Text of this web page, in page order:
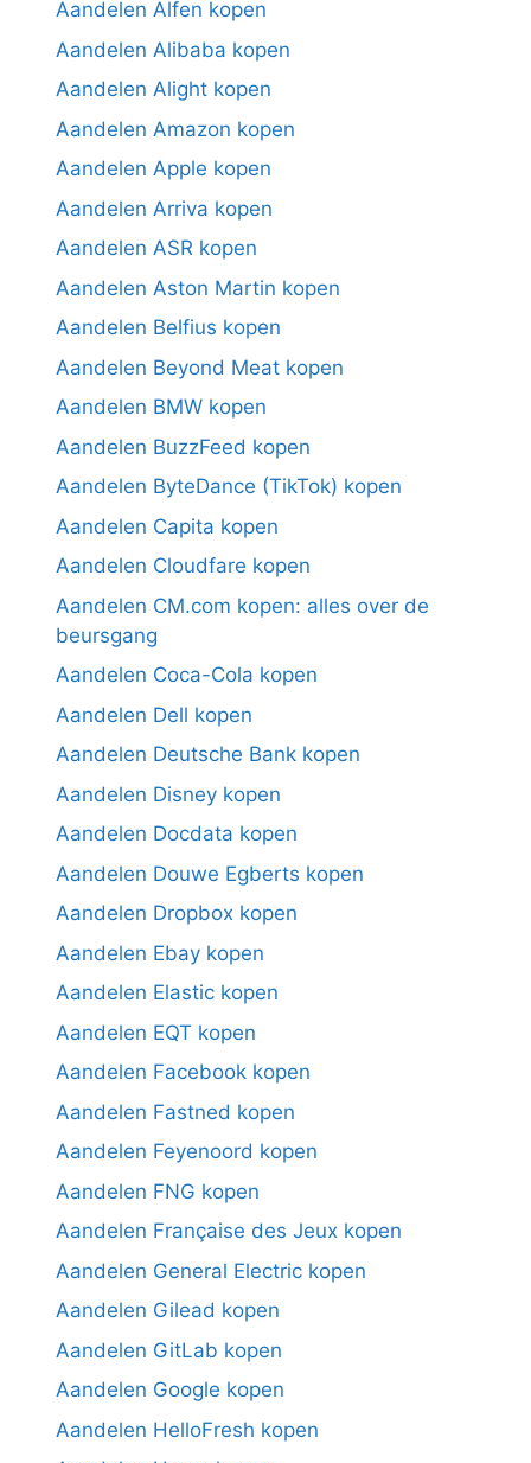
Aandelen Alfen kopen
Aandelen Alibaba kopen
Aandelen Alight kopen
Aandelen Amazon kopen
Aandelen Apple kopen
Aandelen Arriva kopen
Aandelen ASR kopen
Aandelen Aston Martin kopen
Aandelen Belfius kopen
Aandelen Beyond Meat kopen
Aandelen BMW kopen
Aandelen BuzzFeed kopen
Aandelen ByteDance (TikTok) kopen
Aandelen Capita kopen
Aandelen Cloudfare kopen
Aandelen CM.com kopen: alles over de
beursgang
Aandelen Coca-Cola kopen
Aandelen Dell kopen
Aandelen Deutsche Bank kopen
Aandelen Disney kopen
Aandelen Docdata kopen
Aandelen Douwe Egberts kopen
Aandelen Dropbox kopen
Aandelen Ebay kopen
Aandelen Elastic kopen
Aandelen EQT kopen
Aandelen Facebook kopen
Aandelen Fastned kopen
Aandelen Feyenoord kopen
Aandelen FNG kopen
Aandelen Française des Jeux kopen
Aandelen General Electric kopen
Aandelen Gilead kopen
Aandelen GitLab kopen
Aandelen Google kopen
Aandelen HelloFresh kopen